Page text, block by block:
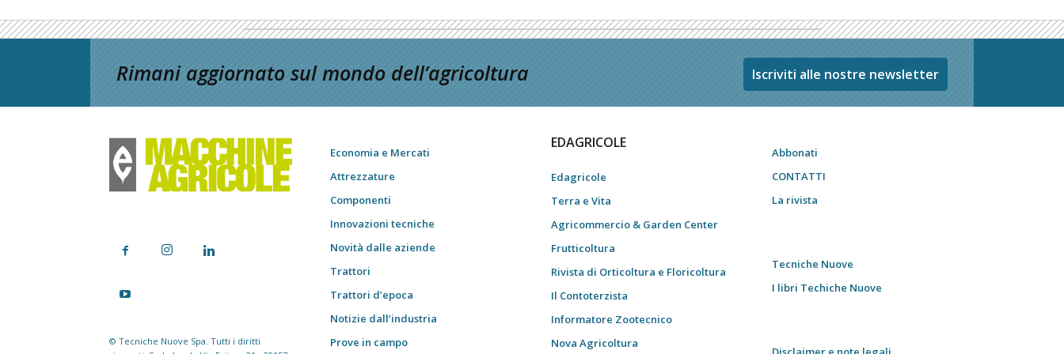
Rimani aggiornato sul mondo dell’agricoltura Iscriviti alle nostre newsletter
© Tecniche Nuove Spa. Tutti i diritti
Economia e Mercati
Attrezzature
Componenti
Innovazioni tecniche
Novità dalle aziende
Trattori
Trattori d’epoca
Notizie dall’industria
Prove in campo
EDAGRICOLE
Edagricole
Terra e Vita
Agricommercio & Garden Center
Frutticoltura
Rivista di Orticoltura e Floricoltura
Il Contoterzista
Informatore Zootecnico
Nova Agricoltura
Abbonati
CONTATTI
La rivista
Tecniche Nuove
I libri Techiche Nuove